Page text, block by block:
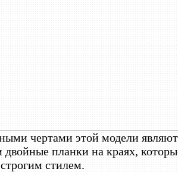
чертами этой модели
двойные планки на краях,
стилем.